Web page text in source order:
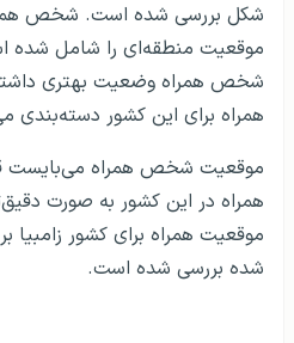
شکل بررسی شده است. شخص
موقعیت منطقه‌ای را شامل شده
شخص همراه وضعیت بهتری
همراه برای این کشور دسته‌بندی
موقعیت شخص همراه می‌بایست
همراه در این کشور به صورت
موقعیت همراه برای کشور زامبیا
شده بررسی شده است.